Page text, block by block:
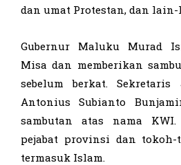
dan umat Protestan, dan
Gubernur Maluku Murad
Misa dan memberikan
sebelum berkat.
Antonius Subianto
sambutan atas nama
pejabat provinsi dan tokoh-
termasuk Islam.